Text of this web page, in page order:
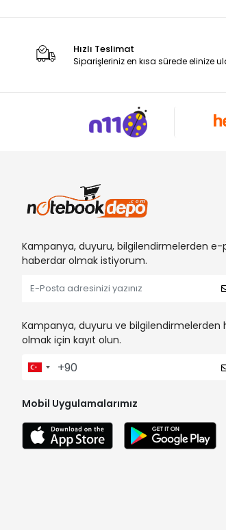
Hızlı Teslimat
Siparişleriniz en kısa sürede elinize
Kampanya, duyuru, bilgilendirmelerden e-
haberdar olmak istiyorum.
Kampanya, duyuru ve bilgilendirmelerden
olmak için kayıt olun.
Mobil Uygulamalarımız